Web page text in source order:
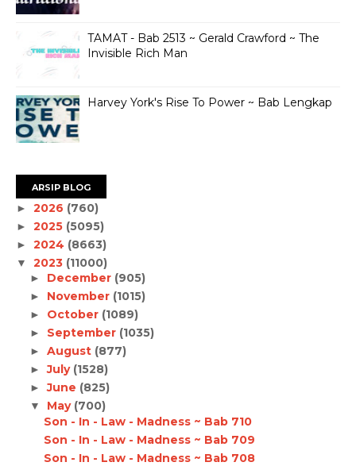
TAMAT - Bab 2513 ~ Gerald Crawford ~ The
Invisible Rich Man
Harvey York's Rise To Power ~ Bab Lengkap
ARSIP BLOG
► 2026 (760)
► 2025 (5095)
► 2024 (8663)
▼ 2023 (11000)
► December (905)
► November (1015)
► October (1089)
► September (1035)
► August (877)
►July (1528)
►June (825)
▼ May (700)
Son - In - Law - Madness ~ Bab 710
Son - In - Law - Madness ~ Bab 709
Son - In - Law - Madness ~ Bab 708